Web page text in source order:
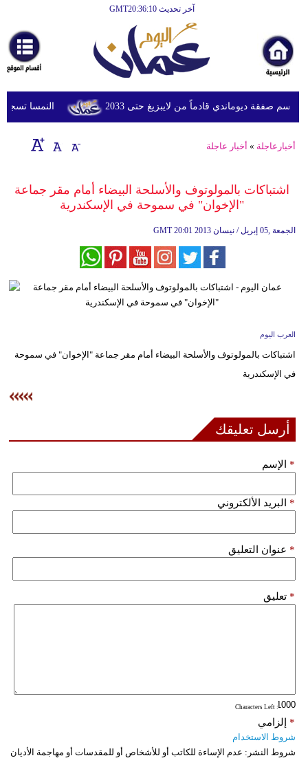
آخر تحديث GMT20:36:10
أخبارعاجلة
رياضة
ثقافة
إقتصاد
وموسيقى
علوم
مدوَّنات
أبراج
النمسا تسجل أعلى صفقة ديوماندي قادماً من لايبزيغ حتى 2033
أخبارعاجلة » أخبار عاجلة
اشتباكات بالمولوتوف والأسلحة البيضاء أمام مقر جماعة
"الإخوان" في سموحة في الإسكندرية
GMT 20:01 2013 الجمعة ,05 إبريل / نيسان
العرب اليوم
اشتباكات بالمولوتوف والأسلحة البيضاء أمام مقر جماعة "الإخوان" في سموحة
في الإسكندرية
أرسل تعليقك
الإسم *
البريد الألكتروني *
عنوان التعليق *
تعليق *
: Characters Left
إلزامي *
شروط الاستخدام
شروط النشر: عدم الإساءة للكاتب أو للأشخاص أو للمقدسات أو مهاجمة الأديان